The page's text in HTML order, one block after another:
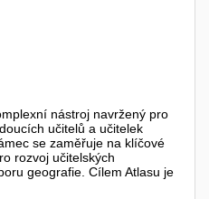
nástroj navržený pro
učitelů a učitelek
se zaměřuje na klíčové
rozvoj učitelských
geografie. Cílem Atlasu je